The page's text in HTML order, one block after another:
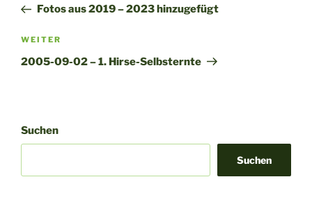
r
a
t
:
Beitrag
Fotos aus 2019 – 2023 hinzugefügt
Nächster
Beitrag
WEITER
2005-09-02 – 1. Hirse-Selbsternte
Suchen
Suchen